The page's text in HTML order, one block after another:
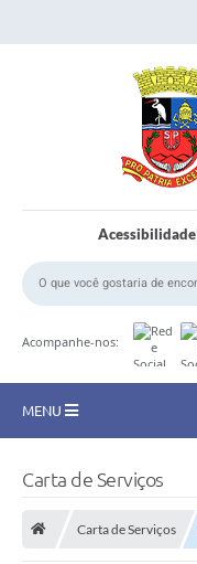
Acessibilidade
Acompanhe-nos:
MENU
CIDADE
Prefeitura
Carta de Serviços
Carta de Serviços